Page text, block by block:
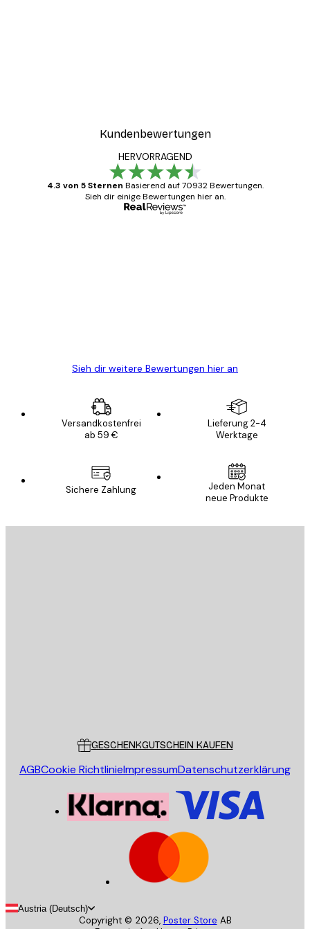
Kundenbewertungen
HERVORRAGEND
4.3 von 5 Sternen Basierend auf 70932 Bewertungen.
Sieh dir einige Bewertungen hier an.
Sieh dir weitere Bewertungen hier an
Versandkostenfrei
ab 59 €
Lieferung 2-4
Werktage
Sichere Zahlung
Jeden Monat
neue Produkte
GESCHENKGUTSCHEIN KAUFEN
AGBCookie RichtlinieImpressumDatenschutzerklärung
Austria (Deutsch)
Copyright © 2026, Poster Store AB